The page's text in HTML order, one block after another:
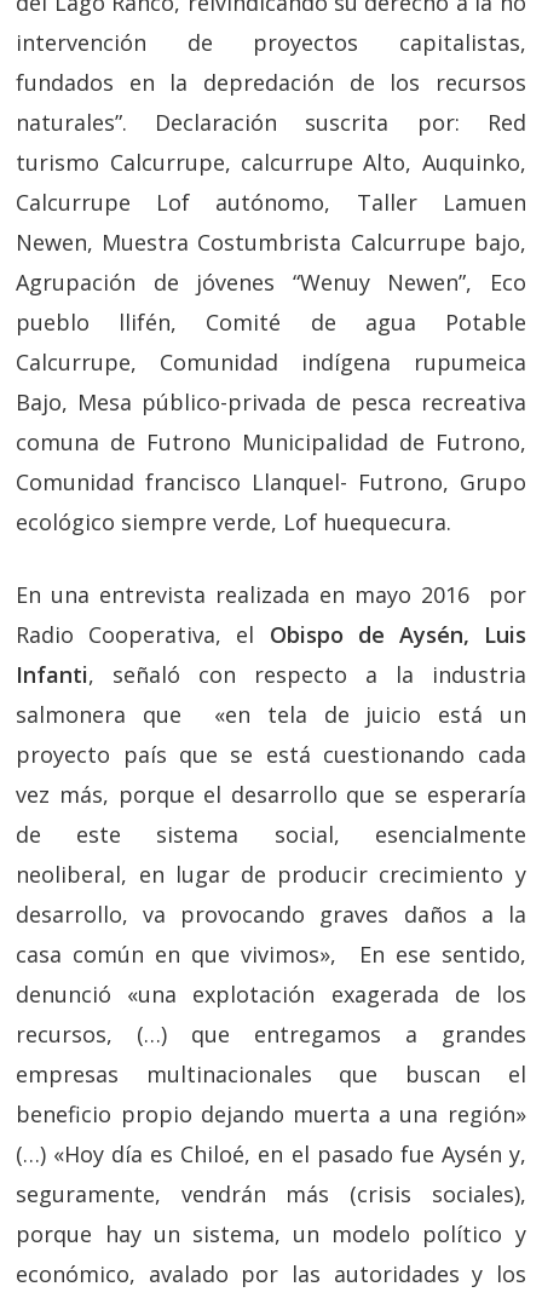
intervención de proyectos capitalistas,
fundados en la depredación de los recursos
naturales”. Declaración suscrita por: Red
turismo Calcurrupe, calcurrupe Alto, Auquinko,
Calcurrupe Lof autónomo, Taller Lamuen
Newen, Muestra Costumbrista Calcurrupe bajo,
Agrupación de jóvenes “Wenuy Newen”, Eco
pueblo llifén, Comité de agua Potable
Calcurrupe, Comunidad indígena rupumeica
Bajo, Mesa público-privada de pesca recreativa
comuna de Futrono Municipalidad de Futrono,
Comunidad francisco Llanquel- Futrono, Grupo
ecológico siempre verde, Lof huequecura.
En una entrevista realizada en mayo 2016 por
Radio Cooperativa, el Obispo de Aysén, Luis
Infanti, señaló con respecto a la industria
salmonera que «en tela de juicio está un
proyecto país que se está cuestionando cada
vez más, porque el desarrollo que se esperaría
de este sistema social, esencialmente
neoliberal, en lugar de producir crecimiento y
desarrollo, va provocando graves daños a la
casa común en que vivimos», En ese sentido,
denunció «una explotación exagerada de los
recursos, (…) que entregamos a grandes
empresas multinacionales que buscan el
beneficio propio dejando muerta a una región»
(…) «Hoy día es Chiloé, en el pasado fue Aysén y,
seguramente, vendrán más (crisis sociales),
porque hay un sistema, un modelo político y
económico, avalado por las autoridades y los